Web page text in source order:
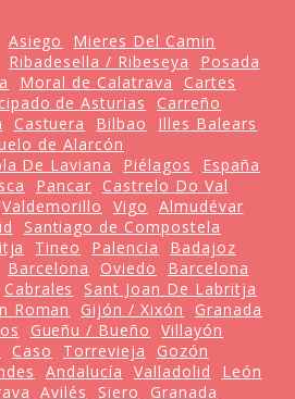
Asiego
Mieres Del Camin
Ribadesella / Ribeseya
Posada
Moral de Calatrava
Cartes
de Asturias
Carreño
Castuera Bilbao
Illes Balears
de Alarcón
De Laviana
Piélagos
España
Pancar
Castrelo Do Val
Valdemorillo Vigo
Almudévar
Santiago de Compostela
Tineo Palencia
Badajoz
Barcelona Oviedo
Barcelona
Cabrales
Sant Joan De Labritja
Roman Gijón / Xixón
Granada
Gueñu / Bueño
Villayón
Caso Torrevieja
Gozón
Andalucía Valladolid
León
Avilés Siero
Granada